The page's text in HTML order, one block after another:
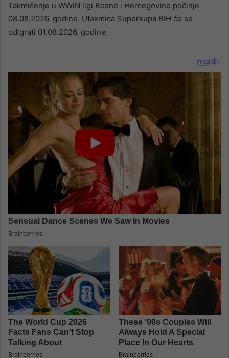
Takmičenje u WWiN ligi Bosne i Hercegovine počinje
08.08.2026. godine. Utakmica Superkupa BiH će se
odigrati 01.08.2026. godine.